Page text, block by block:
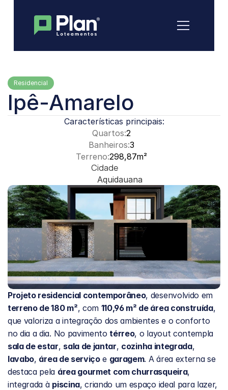
Residencial
Ipê-Amarelo
Características principais:
Quartos:2
Banheiros:3
Terreno:298,87m²
Cidade
Aquidauana
Projeto residencial contemporâneo
terreno de 180 m², com 110,96 m² de área construída,
que valoriza a integração dos ambientes e o conforto
no dia a dia. No pavimento térreo
sala de estar, sala de jantar, cozinha integrada
lavabo, área de serviço e garagem. A área externa se
destaca pela área gourmet com churrasqueira,
integrada à piscina, criando um espaço ideal para lazer,